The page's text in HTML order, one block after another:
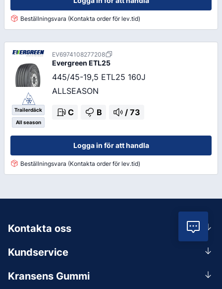
Vill
Beställningsvara (Kontakta order för lev.tid)
Trailerdäck
All season
EV6974108277208
Evergreen ETL25
445/45-19,5 ETL25 160J
ALLSEASON
C B / 73
Logga in för att handla
Beställningsvara (Kontakta order för lev.tid)
Kundservice
Kransens Gummi
Kontakta oss
0156-409 00
Mån-Tors 07.30-16:30, Fre 07.30-15.00.
Lunchstängt 12:00-12:30